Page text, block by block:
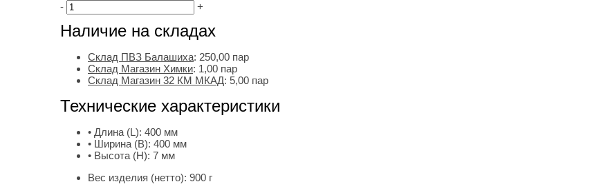
- +
Наличие на складах
Склад ПВЗ Балашиха: 250,00 пар
Склад Магазин Химки: 1,00 пар
Склад Магазин 32 КМ МКАД: 5,00 пар
Технические характеристики
• Длина (L): 400 мм
• Ширина (B): 400 мм
• Высота (H): 7 мм
Вес изделия (нетто): 900 г